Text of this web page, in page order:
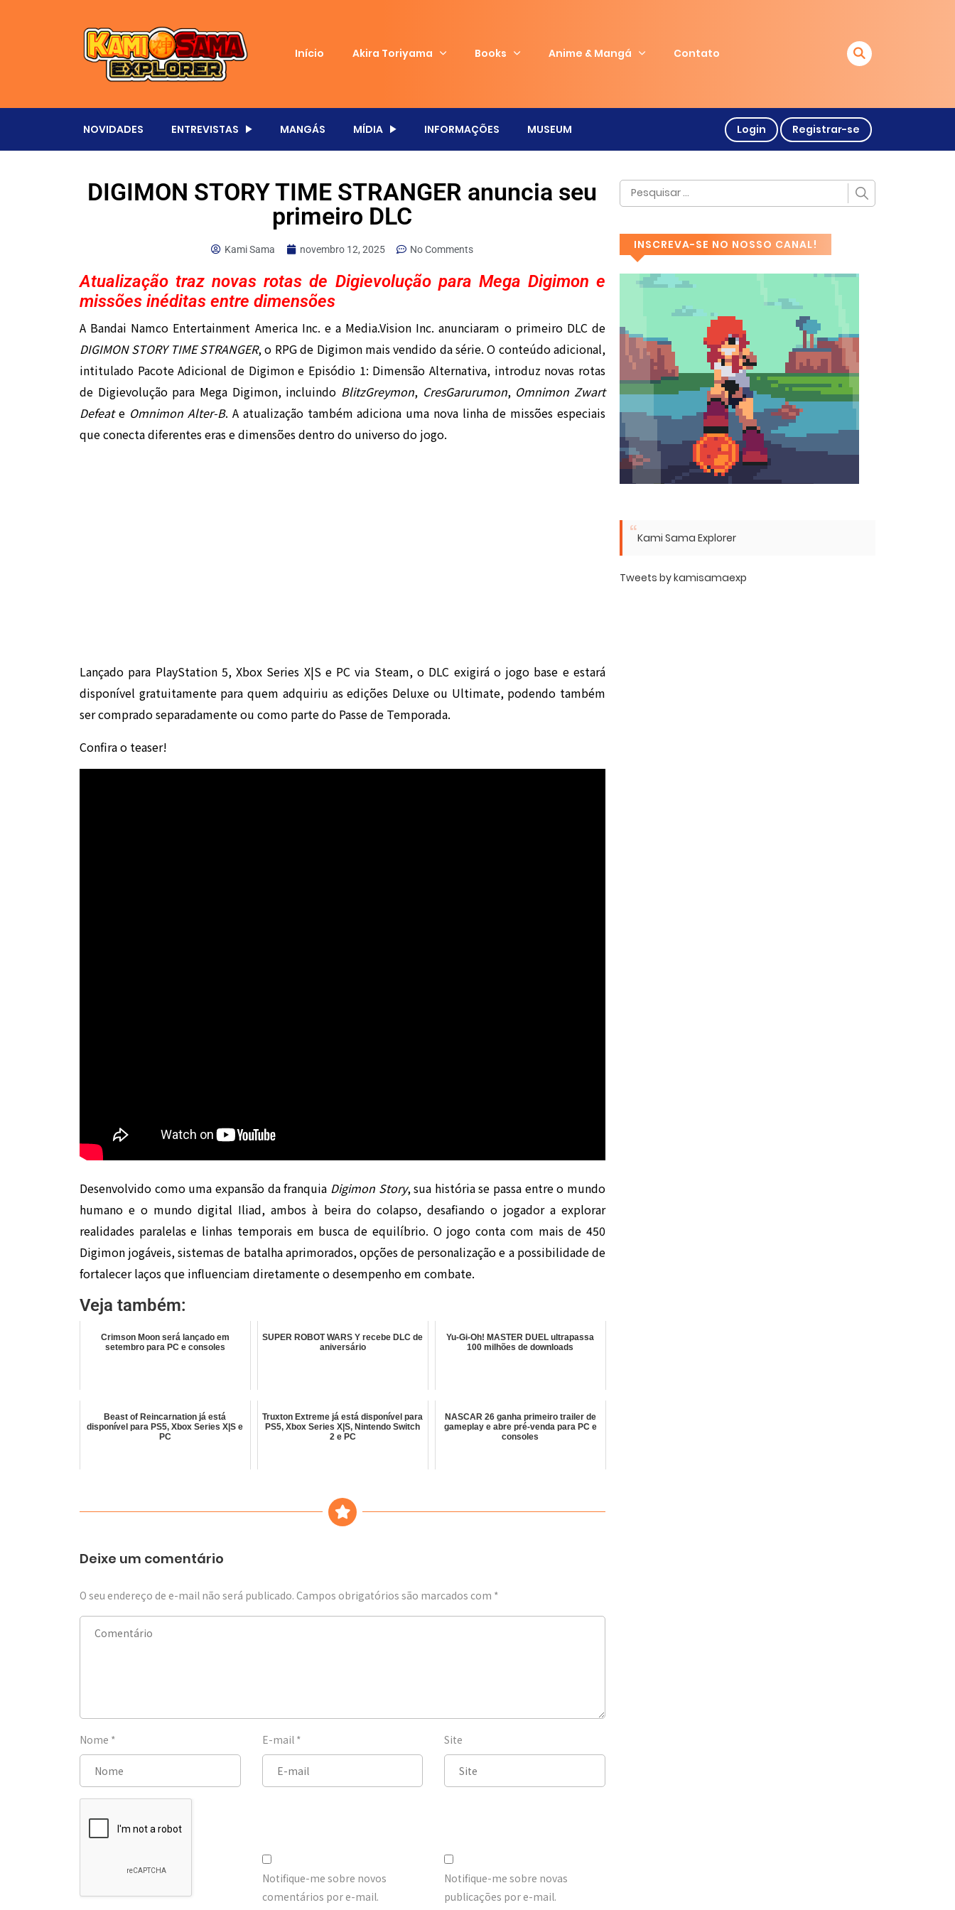
Início Akira Toriyama Books Anime & Mangá Contato
NOVIDADES ENTREVISTAS MANGÁS MÍDIA INFORMAÇÕES MUSEUM Login Registrar-se
DIGIMON STORY TIME STRANGER anuncia seu
primeiro DLC
Kami Sama novembro 12, 2025 No Comments
Atualização traz novas rotas de Digievolução para Mega Digimon e
missões inéditas entre dimensões
A Bandai Namco Entertainment America Inc. e a Media.Vision Inc. anunciaram o primeiro DLC de
DIGIMON STORY TIME STRANGER, o RPG de Digimon mais vendido da série. O conteúdo adicional,
intitulado Pacote Adicional de Digimon e Episódio 1: Dimensão Alternativa, introduz novas rotas
de Digievolução para Mega Digimon, incluindo BlitzGreymon, CresGarurumon, Omnimon Zwart
Defeate Omnimon Alter-B. A atualização também adiciona uma nova linha de missões especiais
que conecta diferentes eras e dimensões dentro do universo do jogo.
Lançado para PlayStation 5, Xbox Series X|S e PC via Steam, o DLC exigirá o jogo base e estará
disponível gratuitamente para quem adquiriu as edições Deluxe ou Ultimate, podendo também
ser comprado separadamente ou como parte do Passe de Temporada.
Confira o teaser!
Desenvolvido como uma expansão da franquia Digimon Story, sua história se passa entre o mundo
humano e o mundo digital Iliad, ambos à beira do colapso, desafiando o jogador a explorar
realidades paralelas e linhas temporais em busca de equilíbrio. O jogo conta com mais de 450
Digimon jogáveis, sistemas de batalha aprimorados, opções de personalização e a possibilidade de
fortalecer laços que influenciam diretamente o desempenho em combate.
Veja também:
Crimson Moon será lançado em
setembro para PC e consoles
SUPER ROBOT WARS Y recebe DLC de
aniversário
Yu-Gi-Oh! MASTER DUEL ultrapassa
100 milhões de downloads
Beast of Reincarnation já está
disponível para PS5, Xbox Series X|S e
PC
Truxton Extreme já está disponível para
PS5, Xbox Series X|S, Nintendo Switch
2 e PC
NASCAR 26 ganha primeiro trailer de
gameplay e abre pré-venda para PC e
consoles
Deixe um comentário
O seu endereço de e-mail não será publicado. Campos obrigatórios são marcados com *
Nome * E-mail * Site
Notifique-me sobre novos
comentários por e-mail.
Notifique-me sobre novas
publicações por e-mail.
INSCREVA-SE NO NOSSO CANAL!
Kami Sama Explorer
Tweets by kamisamaexp